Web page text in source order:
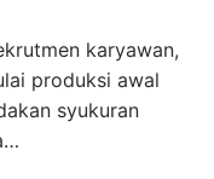
karyawan,
produksi awal
syukuran